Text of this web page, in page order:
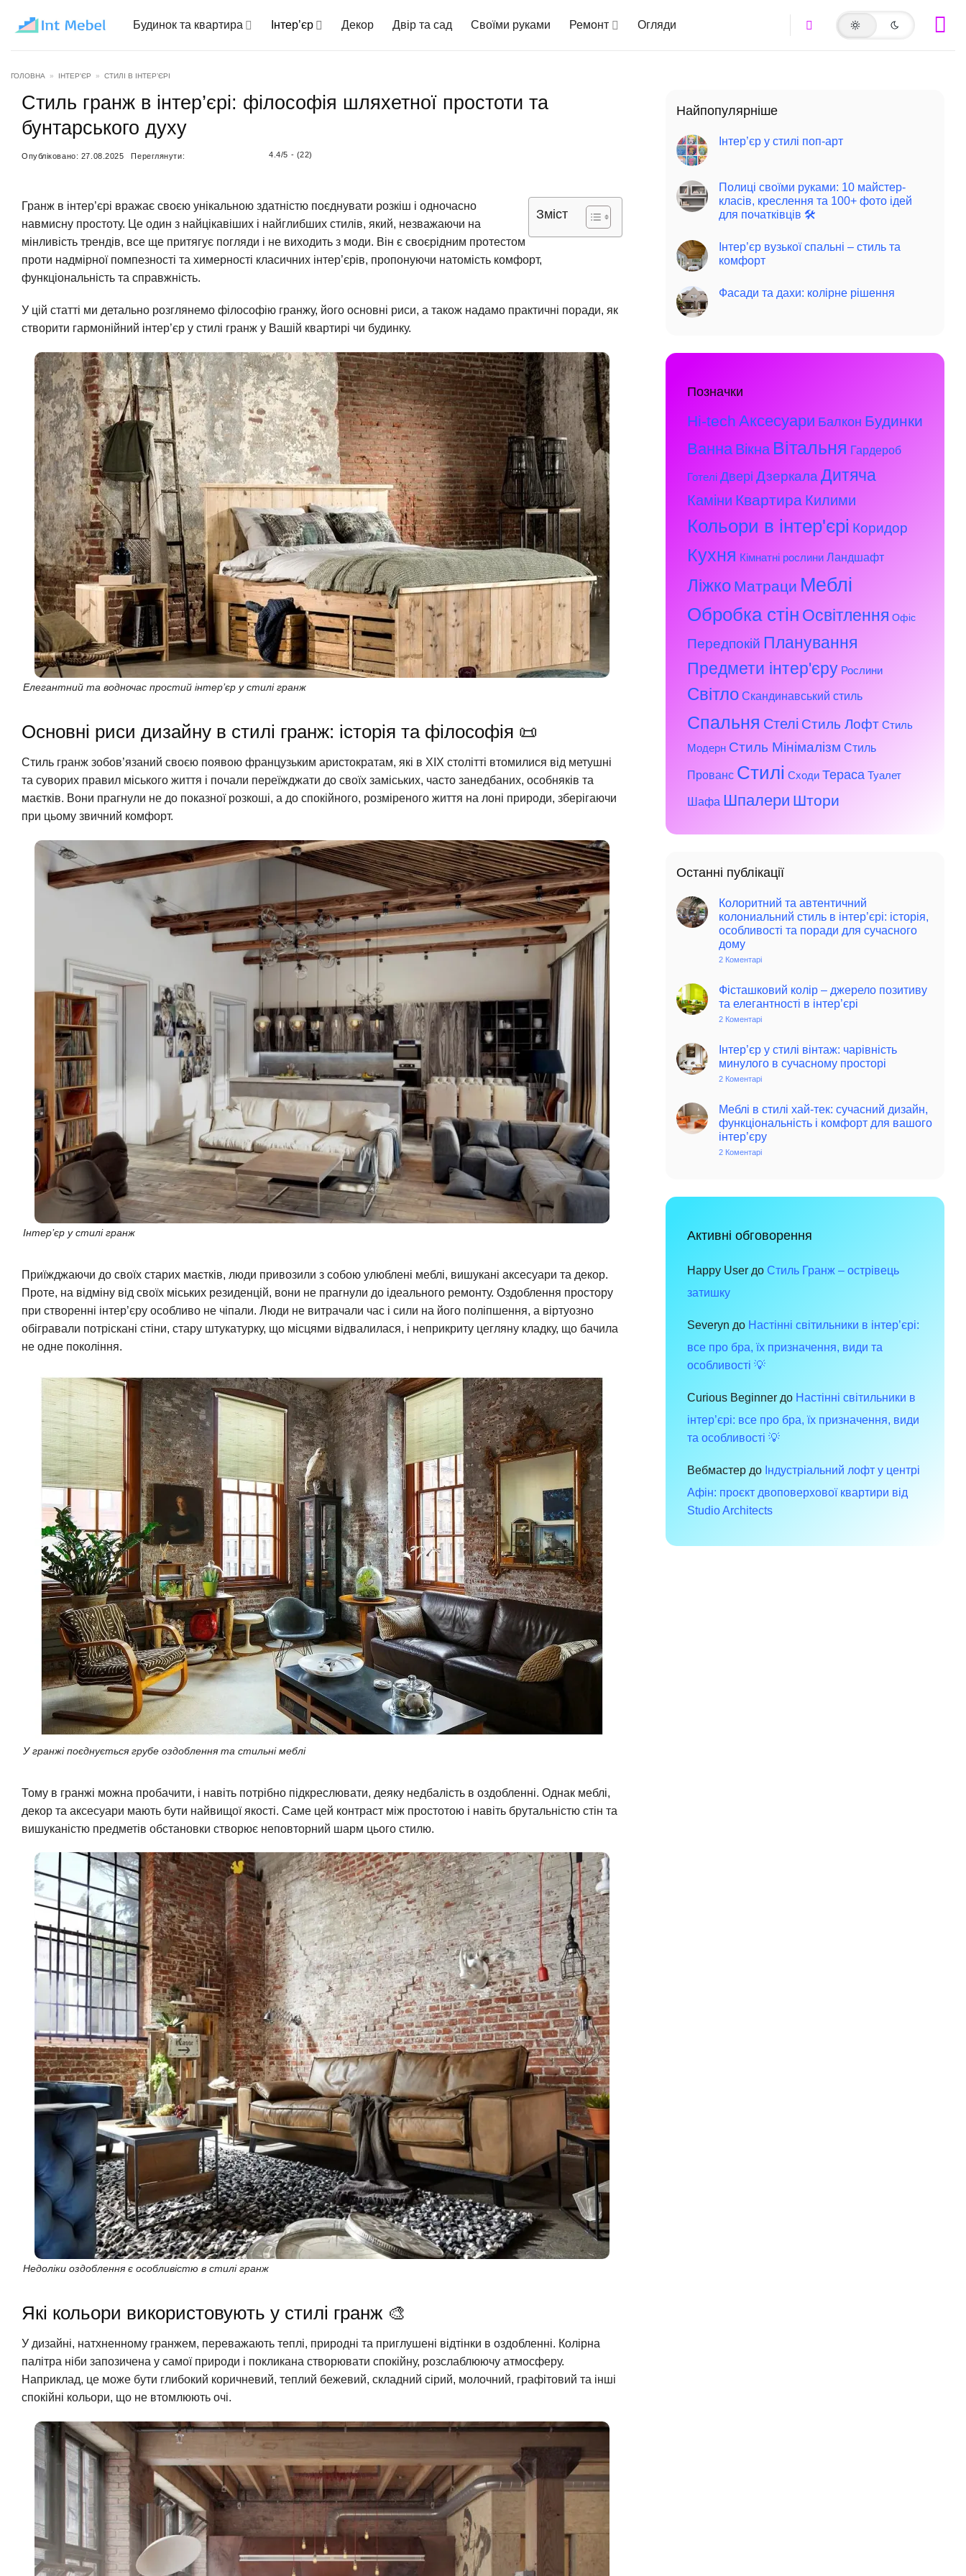
Будинок та квартира
Інтер’єр Декор Двір та сад Своїми руками Ремонт Огляди
ГОЛОВНА » ІНТЕР'ЄР » СТИЛІ В ІНТЕР’ЄРІ
Стиль гранж в інтер’єрі: філософія шляхетної простоти та
бунтарського духу
Опубліковано: 27.08.2025 Переглянути: 4.4/5 - (22)
Зміст
Гранж в інтер’єрі вражає своєю унікальною здатністю поєднувати розкіш і одночасно
навмисну простоту. Це один з найцікавіших і найглибших стилів, який, незважаючи на
мінливість трендів, все ще притягує погляди і не виходить з моди. Він є своєрідним протестом
проти надмірної помпезності та химерності класичних інтер’єрів, пропонуючи натомість комфорт,
функціональність та справжність.
У цій статті ми детально розглянемо філософію гранжу, його основні риси, а також надамо практичні поради, як
створити гармонійний інтер’єр у стилі гранж у Вашій квартирі чи будинку.
Елегантний та водночас простий інтер’єр у стилі гранж
Основні риси дизайну в стилі гранж: історія та філософія 📜
Стиль гранж зобов’язаний своєю появою французьким аристократам, які в XIX столітті втомилися від метушні
та суворих правил міського життя і почали переїжджати до своїх заміських, часто занедбаних, особняків та
маєтків. Вони прагнули не до показної розкоші, а до спокійного, розміреного життя на лоні природи, зберігаючи
при цьому звичний комфорт.
Інтер’єр у стилі гранж
Приїжджаючи до своїх старих маєтків, люди привозили з собою улюблені меблі, вишукані аксесуари та декор.
Проте, на відміну від своїх міських резиденцій, вони не прагнули до ідеального ремонту. Оздоблення простору
при створенні інтер’єру особливо не чіпали. Люди не витрачали час і сили на його поліпшення, а віртуозно
обігравали потріскані стіни, стару штукатурку, що місцями відвалилася, і неприкриту цегляну кладку, що бачила
не одне покоління.
У гранжі поєднується грубе оздоблення та стильні меблі
Тому в гранжі можна пробачити, і навіть потрібно підкреслювати, деяку недбалість в оздобленні. Однак меблі,
декор та аксесуари мають бути найвищої якості. Саме цей контраст між простотою і навіть брутальністю стін та
вишуканістю предметів обстановки створює неповторний шарм цього стилю.
Недоліки оздоблення є особливістю в стилі гранж
Які кольори використовують у стилі гранж 🎨
У дизайні, натхненному гранжем, переважають теплі, природні та приглушені відтінки в оздобленні. Колірна
палітра ніби запозичена у самої природи і покликана створювати спокійну, розслаблюючу атмосферу.
Наприклад, це може бути глибокий коричневий, теплий бежевий, складний сірий, молочний, графітовий та інші
спокійні кольори, що не втомлюють очі.
Найпопулярніше
Інтер’єр у стилі поп-арт
Полиці своїми руками: 10 майстер-
класів, креслення та 100+ фото ідей
для початківців 🛠️
Інтер’єр вузької спальні – стиль та
комфорт
Фасади та дахи: колірне рішення
Позначки
Hi-tech Аксесуари Балкон Будинки
Ванна Вікна Вітальня Гардероб
Готелі Двері Дзеркала Дитяча
Каміни Квартира Килими
Кольори в інтер'єрі Коридор
Кухня Кімнатні рослини Ландшафт
Ліжко Матраци Меблі
Обробка стін Освітлення Офіс
Передпокій Планування
Предмети інтер'єру Рослини
Світло Скандинавський стиль
Спальня Стелі Стиль Лофт Стиль
Модерн Стиль Мінімалізм Стиль
Прованс Стилі Сходи Тераса Туалет
Шафа Шпалери Штори
Останні публікації
Колоритний та автентичний
колониальний стиль в інтер’єрі: історія,
особливості та поради для сучасного
дому
2 Коментарі
автентичний
колониальний
стиль
особливості
та
поради
Фісташковий колір – джерело позитиву
та елегантності в інтер’єрі
2 Коментарі
–
джерело
позитиву
інтер’єрі
Інтер’єр у стилі вінтаж: чарівність
минулого в сучасному просторі
2 Коментарі
стилі
вінтаж:
чарівність
минулого
в
Меблі в стилі хай-тек: сучасний дизайн,
функціональність і комфорт для вашого
інтер’єру
2 Коментарі
тек:
комфорт
вашого
інтер’єру
Активні обговорення
Happy User до Стиль Гранж – острівець
затишку
Severyn до Настінні світильники в інтер’єрі:
все про бра, їх призначення, види та
особливості 💡
Curious Beginner до Настінні світильники в
інтер’єрі: все про бра, їх призначення, види
та особливості 💡
Вебмастер до Індустріальний лофт у центрі
Афін: проєкт двоповерхової квартири від
Studio Architects